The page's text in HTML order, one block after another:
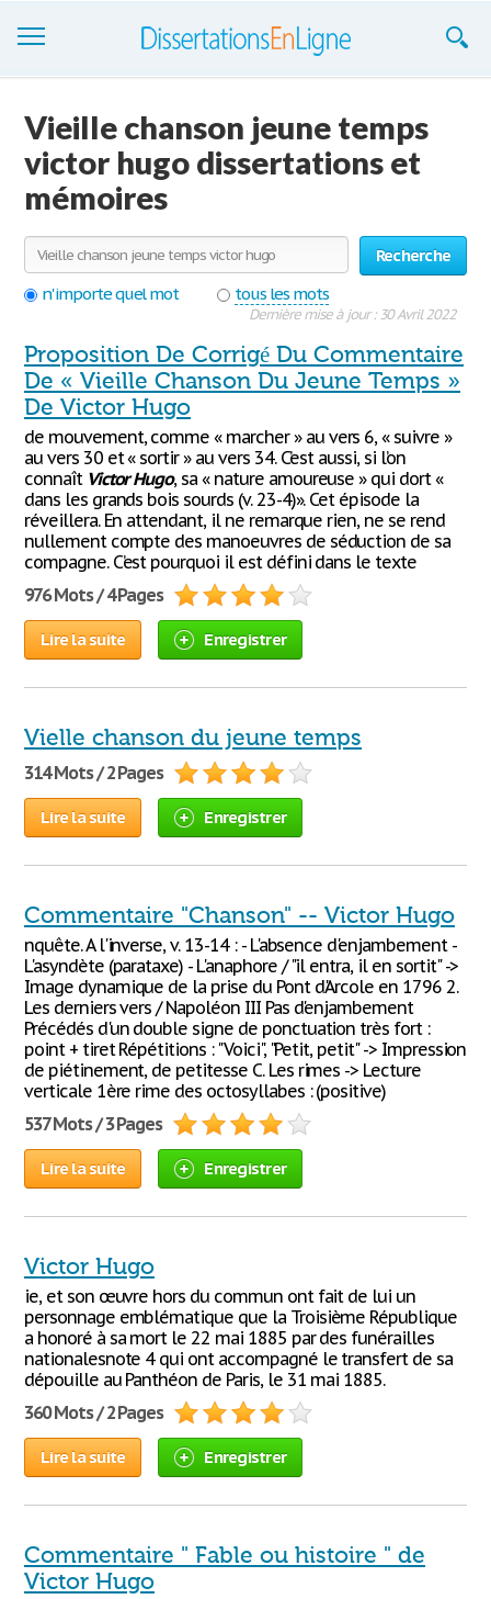
S'inscrire
Se connecter
Contactez-nous
Vieille chanson jeune temps
victor hugo dissertations et
mémoires
Recherche
n'importe quel mot
tous les mots
Dernière mise à jour : 30 Avril 2022
Proposition De Corrigé Du Commentaire
De « Vieille Chanson Du Jeune Temps »
De Victor Hugo
de mouvement, comme « marcher » au vers 6, « suivre »
au vers 30 et « sortir » au vers 34. C’est aussi, si l’on
connaît Victor Hugo, sa « nature amoureuse » qui dort «
dans les grands bois sourds (v. 23-4)». Cet épisode la
réveillera. En attendant, il ne remarque rien, ne se rend
nullement compte des manoeuvres de séduction de sa
compagne. C’est pourquoi il est défini dans le texte
976 Mots / 4 Pages
Lire la suite Enregistrer
Vielle chanson du jeune temps
314 Mots / 2 Pages
Lire la suite Enregistrer
Commentaire "Chanson" -- Victor Hugo
nquête. A l'inverse, v. 13-14 : - L'absence d'enjambement -
L'asyndète (parataxe) - L'anaphore / "il entra, il en sortit" ->
Image dynamique de la prise du Pont d'Arcole en 1796 2.
Les derniers vers / Napoléon III Pas d'enjambement
Précédés d'un double signe de ponctuation très fort :
point + tiret Répétitions : "Voici", "Petit, petit" -> Impression
de piétinement, de petitesse C. Les rimes -> Lecture
verticale 1ère rime des octosyllabes : (positive)
537 Mots / 3 Pages
Lire la suite Enregistrer
Victor Hugo
ie, et son œuvre hors du commun ont fait de lui un
personnage emblématique que la Troisième République
a honoré à sa mort le 22 mai 1885 par des funérailles
nationalesnote 4 qui ont accompagné le transfert de sa
dépouille au Panthéon de Paris, le 31 mai 1885.
360 Mots / 2 Pages
Lire la suite Enregistrer
Commentaire " Fable ou histoire " de
Victor Hugo